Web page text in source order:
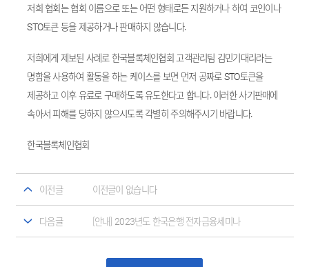
저희 협회는 협회 이름으로 또는 어떤 형태로든 지원하거나 하여 코인이나
STO토큰 등을 제공하거나 판매하지 않습니다.
저희에게 제보된 사례로 한국블록체인협회 고객관리팀 김민기대리라는
명함을 사용하여 활동을 하는 케이스를 보면 먼저 공짜로 STO토큰을
제공하고 이후 유료로 구매하도록 유도한다고 합니다. 이러한 사기판매에
속아서 피해를 당하지 않으시도록 각별히 주의해주시기 바랍니다.
한국블록체인협회
이전글 이전글이 없습니다
다음글 [안내] 2023년도 한국은행 전자금융세미나